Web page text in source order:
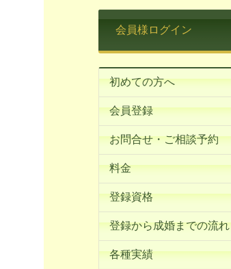
会員様ログイン
初めての方へ
会員登録
お問合せ・ご相談予約
料金
登録資格
登録から成婚までの流れ
各種実績